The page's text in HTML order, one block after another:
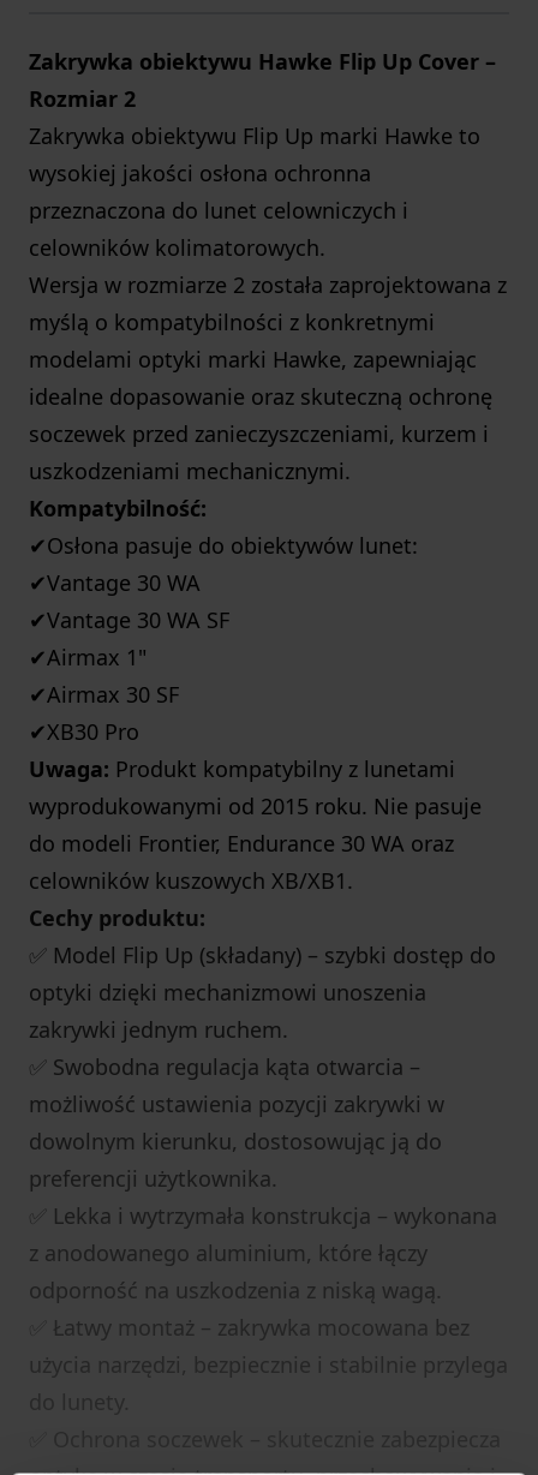
Zakrywka obiektywu Hawke Flip Up Cover –
Rozmiar 2
Zakrywka obiektywu Flip Up marki Hawke to
wysokiej jakości osłona ochronna
przeznaczona do lunet celowniczych i
celowników kolimatorowych.
Wersja w rozmiarze 2 została zaprojektowana z
myślą o kompatybilności z konkretnymi
modelami optyki marki Hawke, zapewniając
idealne dopasowanie oraz skuteczną ochronę
soczewek przed zanieczyszczeniami, kurzem i
uszkodzeniami mechanicznymi.
Kompatybilność:
✔Osłona pasuje do obiektywów lunet:
✔Vantage 30 WA
✔Vantage 30 WA SF
✔Airmax 1"
✔Airmax 30 SF
✔XB30 Pro
Uwaga: Produkt kompatybilny z lunetami
wyprodukowanymi od 2015 roku. Nie pasuje
do modeli Frontier, Endurance 30 WA oraz
celowników kuszowych XB/XB1.
Cechy produktu:
✅ Model Flip Up (składany) – szybki dostęp do
optyki dzięki mechanizmowi unoszenia
zakrywki jednym ruchem.
✅ Swobodna regulacja kąta otwarcia –
możliwość ustawienia pozycji zakrywki w
dowolnym kierunku, dostosowując ją do
preferencji użytkownika.
✅ Lekka i wytrzymała konstrukcja – wykonana
z anodowanego aluminium, które łączy
odporność na uszkodzenia z niską wagą.
✅ Łatwy montaż – zakrywka mocowana bez
użycia narzędzi, bezpiecznie i stabilnie przylega
do lunety.